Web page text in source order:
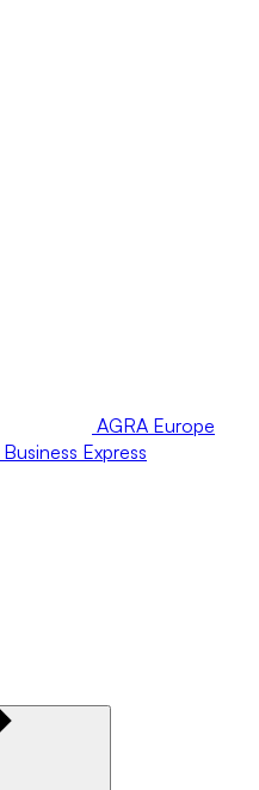
AGRA Europe
Business Express